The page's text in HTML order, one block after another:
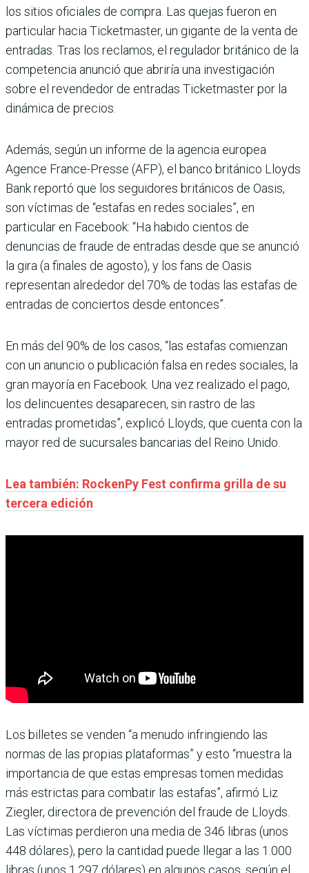
los sitios oficiales de compra. Las quejas fueron en
particular hacia Ticketmaster, un gigante de la venta de
entradas. Tras los reclamos, el regulador británico de la
competencia anunció que abriría una investigación
sobre el revendedor de entradas Ticketmaster por la
dinámica de precios.
Además, según un informe de la agencia europea
Agence France-Presse (AFP), el banco británico Lloyds
Bank reportó que los seguidores británicos de Oasis,
son víctimas de “estafas en redes sociales”, en
particular en Facebook: “Ha habido cientos de
denuncias de fraude de entradas desde que se anunció
la gira (a finales de agosto), y los fans de Oasis
representan alrededor del 70% de todas las estafas de
entradas de conciertos desde entonces”.
En más del 90% de los casos, “las estafas comienzan
con un anuncio o publicación falsa en redes sociales, la
gran mayoría en Facebook. Una vez realizado el pago,
los delincuentes desaparecen, sin rastro de las
entradas prometidas”, explicó Lloyds, que cuenta con la
mayor red de sucursales bancarias del Reino Unido.
Lea también: RockenPy Fest confirma grilla de su
tercera edición
Los billetes se venden “a menudo infringiendo las
normas de las propias plataformas” y esto “muestra la
importancia de que estas empresas tomen medidas
más estrictas para combatir las estafas”, afirmó Liz
Ziegler, directora de prevención del fraude de Lloyds.
Las víctimas perdieron una media de 346 libras (unos
448 dólares), pero la cantidad puede llegar a las 1.000
libras (unos 1.297 dólares) en algunos casos, según el